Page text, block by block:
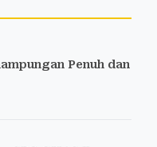
Penuh dan